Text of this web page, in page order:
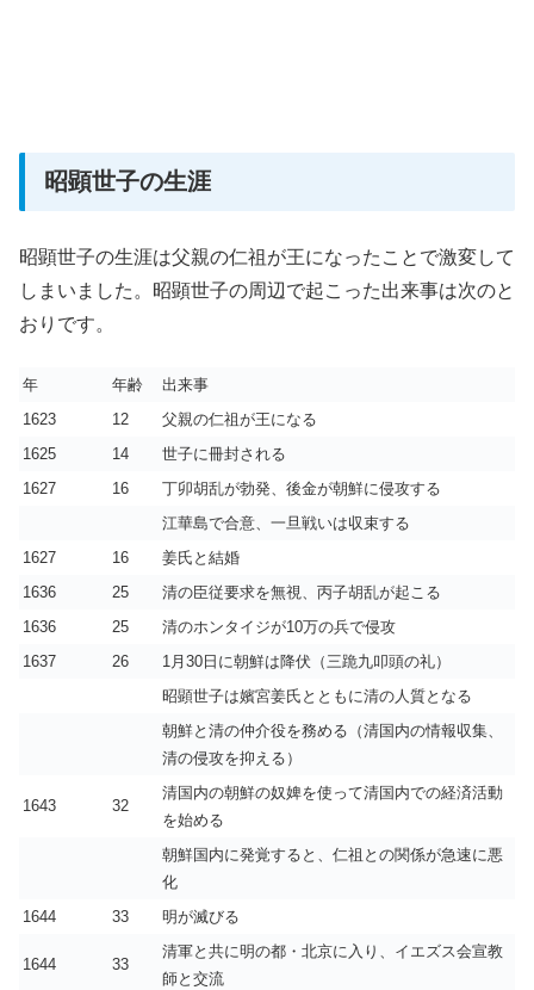
昭顕世子の生涯
昭顕世子の生涯は父親の仁祖が王になったことで激変して
しまいました。昭顕世子の周辺で起こった出来事は次のと
おりです。
年 年齢
出来事
1623
12
父親の仁祖が王になる
1625
14
世子に冊封される
1627
16
丁卯胡乱が勃発、後金が朝鮮に侵攻する
江華島で合意、一旦戦いは収束する
1627
16
姜氏と結婚
1636
25
清の臣従要求を無視、丙子胡乱が起こる
1636
25
清のホンタイジが10万の兵で侵攻
1637
26
1月30日に朝鮮は降伏（三跪九叩頭の礼）
昭顕世子は嬪宮姜氏とともに清の人質となる
朝鮮と清の仲介役を務める（清国内の情報収集、
清の侵攻を抑える）
1643 32
清国内の朝鮮の奴婢を使って清国内での経済活動
を始める
朝鮮国内に発覚すると、仁祖との関係が急速に悪
化
1644
33 明が滅びる
1644 33
清軍と共に明の都・北京に入り、イエズス会宣教
師と交流